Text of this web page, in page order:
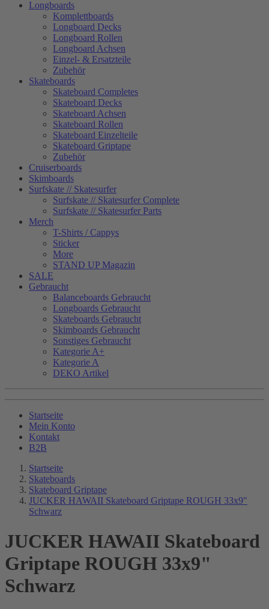
Longboards
Komplettboards
Longboard Decks
Longboard Rollen
Longboard Achsen
Einzel- & Ersatzteile
Zubehör
Skateboards
Skateboard Completes
Skateboard Decks
Skateboard Achsen
Skateboard Rollen
Skateboard Einzelteile
Skateboard Griptape
Zubehör
Cruiserboards
Skimboards
Surfskate // Skatesurfer
Surfskate // Skatesurfer Complete
Surfskate // Skatesurfer Parts
Merch
T-Shirts / Cappys
Sticker
More
STAND UP Magazin
SALE
Gebraucht
Balanceboards Gebraucht
Longboards Gebraucht
Skateboards Gebraucht
Skimboards Gebraucht
Sonstiges Gebraucht
Kategorie A+
Kategorie A
DEKO Artikel
Startseite
Mein Konto
Kontakt
B2B
Startseite
Skateboards
Skateboard Griptape
JUCKER HAWAII Skateboard Griptape ROUGH 33x9"
Schwarz
JUCKER HAWAII Skateboard
Griptape ROUGH 33x9"
Schwarz